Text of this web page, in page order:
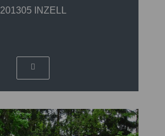
201305 INZELL